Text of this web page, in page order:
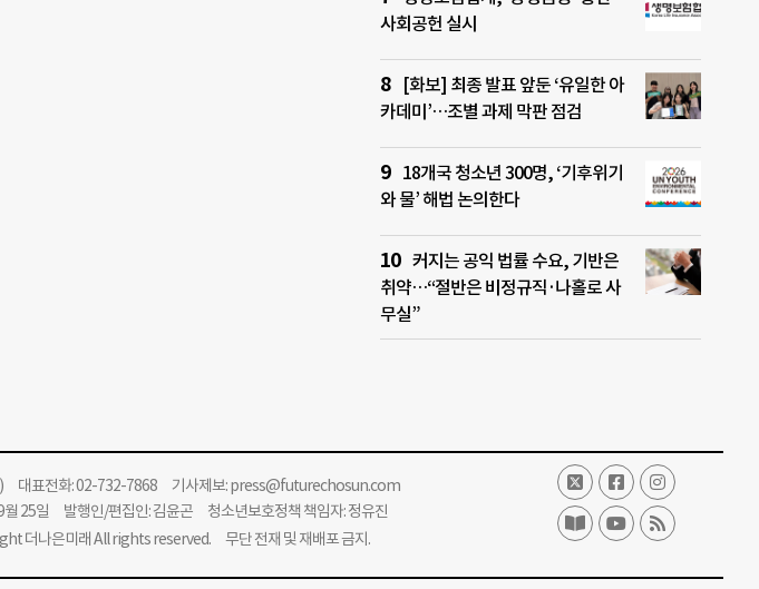
사회공헌 실시
[화보] 최종 발표 앞둔 ‘유일한 아
카데미’…조별 과제 막판 점검
18개국 청소년 300명, ‘기후위기
와 물’ 해법 논의한다
커지는 공익 법률 수요, 기반은
취약…“절반은 비정규직·나홀로 사
무실”
대표전화: 02-732-7868 기사제보:press@futurechosun.com
25일 발행인/편집인: 김윤곤 청소년보호정책 책임자: 정유진
더나은미래 All rights reserved. 무단 전재 및 재배포 금지.